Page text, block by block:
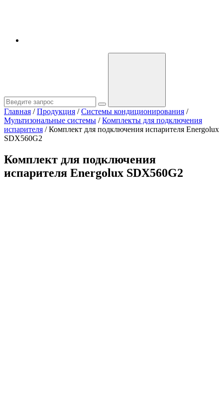
Главная / Продукция / Системы кондиционирования /
Мультизональные системы / Комплекты для подключения
испарителя /Комплект для подключения испарителя Energolux
SDX560G2
Комплект для подключения
испарителя Energolux SDX560G2